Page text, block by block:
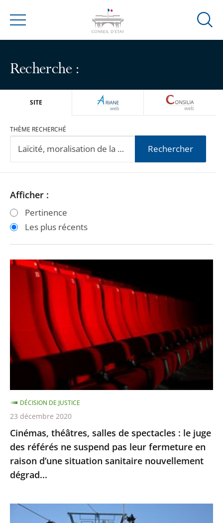
Menu
Ouvrir
Recherche :
SITE ARIANEWEB
THÈME RECHERCHÉ
Rechercher
Passer
les
filtres
après
Passer
les
filtres
avant
Afficher :
Pertinence
Les plus récents
Cinémas,
théâtres,
spectacles
:
le
juge
référés
ne
suspend
pas
leur
fermeture
en
d’une
situation
Cinémas, théâtres, salles de spectacles : le juge
des référés ne suspend pas leur fermeture en
raison d’une situation sanitaire nouvellement
dégrad...
DÉCISION DE JUSTICE
23 décembre 2020
Sports